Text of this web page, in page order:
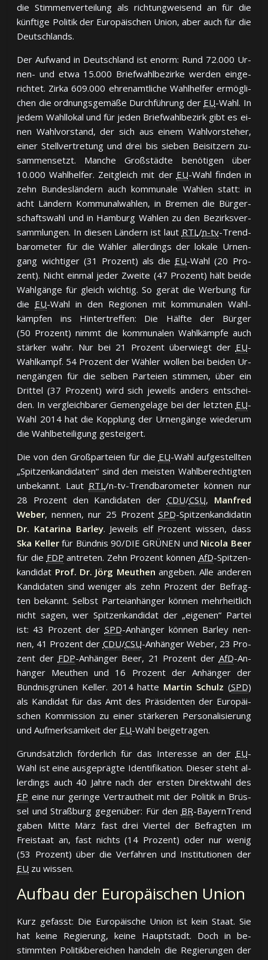
die Stim­men­ver­tei­lung als rich­tung­wei­send an für die
künf­ti­ge Po­li­tik der Eu­ro­päi­schen Un­ion, aber auch für die
Deutsch­lands.
Der Auf­wand in Deutsch­land ist enorm: Rund 72.000 Ur­
nen- und et­wa 15.000 Brief­wahl­be­zir­ke wer­den ein­ge­
rich­tet. Zir­ka 609.000 eh­ren­amt­li­che Wahl­hel­fer er­mög­li­
chen die ord­nungs­ge­mä­ße Durch­füh­rung der EU-Wahl. In
je­dem Wahl­lo­kal und für je­den Brief­wahl­be­zirk gibt es ei­
nen Wahl­vor­stand, der sich aus ei­nem Wahl­vor­ste­her,
ei­ner Stell­ver­tre­tung und drei bis sie­ben Bei­sit­zern zu­
sam­men­setzt. Man­che Groß­städ­te be­nö­ti­gen über
10.000 Wahl­hel­fer. Zeit­gleich mit der EU-Wahl fin­den in
zehn Bun­des­län­dern auch kom­mu­na­le Wah­len statt: in
acht Län­dern Kom­mu­nal­wah­len, in Bre­men die Bür­ger­
schafts­wahl und in Ham­burg Wah­len zu den Be­zirks­ver­
samm­lun­gen. In die­sen Län­dern ist laut RTL/n-tv-Trend­
ba­ro­me­ter für die Wäh­ler al­ler­dings der lo­ka­le Ur­nen­
gang wich­ti­ger (31 Pro­zent) als die EU-Wahl (20 Pro­
zent). Nicht ein­mal je­der Zwei­te (47 Pro­zent) hält bei­de
Wahl­gän­ge für gleich wich­tig. So ge­rät die Wer­bung für
die EU-Wahl in den Re­gio­nen mit kom­mu­na­len Wahl­
kämp­fen ins Hin­ter­tref­fen: Die Hälf­te der Bür­ger
(50 Pro­zent) nimmt die kom­mu­na­len Wahl­kämp­fe auch
stär­ker wahr. Nur bei 21 Pro­zent über­wiegt der EU-
Wahl­kampf. 54 Pro­zent der Wäh­ler wol­len bei bei­den Ur­
nen­gän­gen für die sel­ben Par­teien stim­men, über ein
Drit­tel (37 Pro­zent) wird sich je­weils an­ders ent­schei­
den. In ver­gleich­ba­rer Ge­men­ge­la­ge bei der letz­ten EU-
Wahl 2014 hat die Kopp­lung der Ur­nen­gän­ge wie­de­rum
die Wahl­be­tei­li­gung ge­stei­gert.
Die von den Groß­par­teien für die EU-Wahl auf­ge­stell­ten
„Spit­zen­kan­di­da­ten“ sind den meis­ten Wahl­be­rech­tig­ten
un­be­kannt. Laut RTL/n-tv-Trend­ba­ro­me­ter kön­nen nur
28 Pro­zent den Kan­di­da­ten der CDU/CSU, Manfred
Weber, nen­nen, nur 25 Pro­zent SPD-Spit­zen­kan­di­da­tin
Dr. Katarina Barley. Je­weils elf Pro­zent wis­sen, dass
Ska Kellerfür Bünd­nis 90/DIE GRÜ­NEN und Nicola Beer
für die FDP an­tre­ten. Zehn Pro­zent kön­nen AfD-Spit­zen­
kan­di­dat Prof. Dr. Jörg Meuthen an­ge­ben. Al­le an­de­ren
Kan­di­da­ten sind we­ni­ger als zehn Pro­zent der Be­frag­
ten be­kannt. Selbst Par­tei­an­hän­ger kön­nen mehr­heit­lich
nicht sa­gen, wer Spit­zen­kan­di­dat der „ei­ge­nen“ Par­tei
ist: 43 Pro­zent der SPD-An­hän­ger kön­nen Bar­ley nen­
nen, 41 Pro­zent der CDU/CSU-An­hän­ger We­ber, 23 Pro­
zent der FDP-An­hän­ger Beer, 21 Pro­zent der AfD-An­
hän­ger Meu­then und 16 Pro­zent der An­hän­ger der
Bünd­nis­grü­nen Kel­ler. 2014 hat­te Martin Schulz (SPD)
als Kan­di­dat für das Amt des Prä­si­den­ten der Eu­ro­päi­
schen Kom­mis­sion zu ei­ner stär­ke­ren Per­so­na­li­sie­rung
und Auf­merk­sam­keit der EU-Wahl bei­ge­tra­gen.
Grund­sätz­lich för­der­lich für das In­ter­es­se an der EU-
Wahl ist ei­ne aus­ge­präg­te Iden­ti­fi­ka­tion. Die­ser steht al­
ler­dings auch 40 Jah­re nach der ers­ten Di­rekt­wahl des
EP ei­ne nur ge­rin­ge Ver­traut­heit mit der Po­li­tik in Brüs­
sel und Straß­burg ge­gen­über: Für den BR-BayernTrend
ga­ben Mit­te März fast drei Vier­tel der Be­frag­ten im
Frei­staat an, fast nichts (14 Pro­zent) oder nur we­nig
(53 Pro­zent) über die Ver­fah­ren und In­sti­tu­tio­nen der
EU zu wis­sen.
Aufbau der Europäischen Union
Kurz ge­fasst: Die Eu­ro­päi­sche Un­ion ist kein Staat. Sie
hat kei­ne Re­gie­rung, kei­ne Haupt­stadt. Doch in be­
stimm­ten Po­li­tik­be­rei­chen han­deln die Re­gie­run­gen der